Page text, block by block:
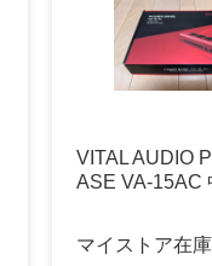
VITAL AUDIO
ASE VA-15AC
マイストア在庫